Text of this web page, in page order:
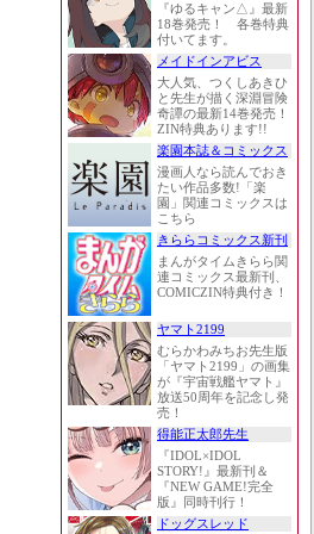
『ゆるキャン△』最新
18巻発売！ 各巻特典
付いてます。
メイドインアビス
大人気、つくしあきひ
と先生が描く深淵冒険
奇譚の最新14巻発売！
ZIN特典あります!!
楽園本誌＆コミックス
漫画人なら読んでおき
たい作品多数!「楽
園」関連コミックスは
こちら
きららコミックス新刊
まんがタイムきらら関
連コミックス最新刊、
COMICZIN特典付き！
ヤマト2199
むらかわみちお先生版
「ヤマト2199」の画集
が『宇宙戦艦ヤマト』
放送50周年を記念し発
売！
得能正太郎先生
『IDOL×IDOL
STORY!』最新刊＆
『NEW GAME!完全
版』同時刊行！
ドッグスレッド